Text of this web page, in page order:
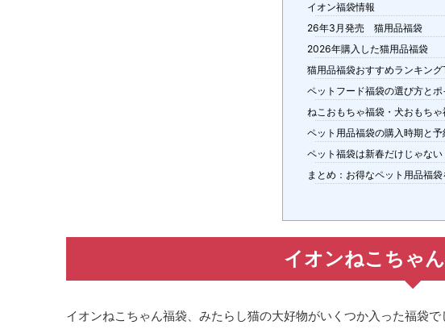
イオン福袋情報
26年3月発売 猫用品福袋
2026年購入した猫用品福袋
猫用品福袋おすすめランキン
ペットフード福袋の選び方とポ
ねこおもちゃ福袋・犬おもちゃ
ペット用品福袋の購入時期と予
ペット福袋は新春だけじゃない
まとめ：お得なペット用品福袋
イオンねこちゃ
イオンねこちゃん福袋、みたらし猫の大好物がいくつか入った福袋で